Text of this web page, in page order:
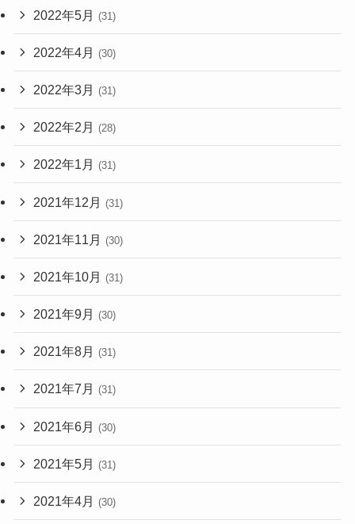
2022年5月 (31)
2022年4月 (30)
2022年3月 (31)
2022年2月 (28)
2022年1月 (31)
2021年12月 (31)
2021年11月 (30)
2021年10月 (31)
2021年9月 (30)
2021年8月 (31)
2021年7月 (31)
2021年6月 (30)
2021年5月 (31)
2021年4月 (30)